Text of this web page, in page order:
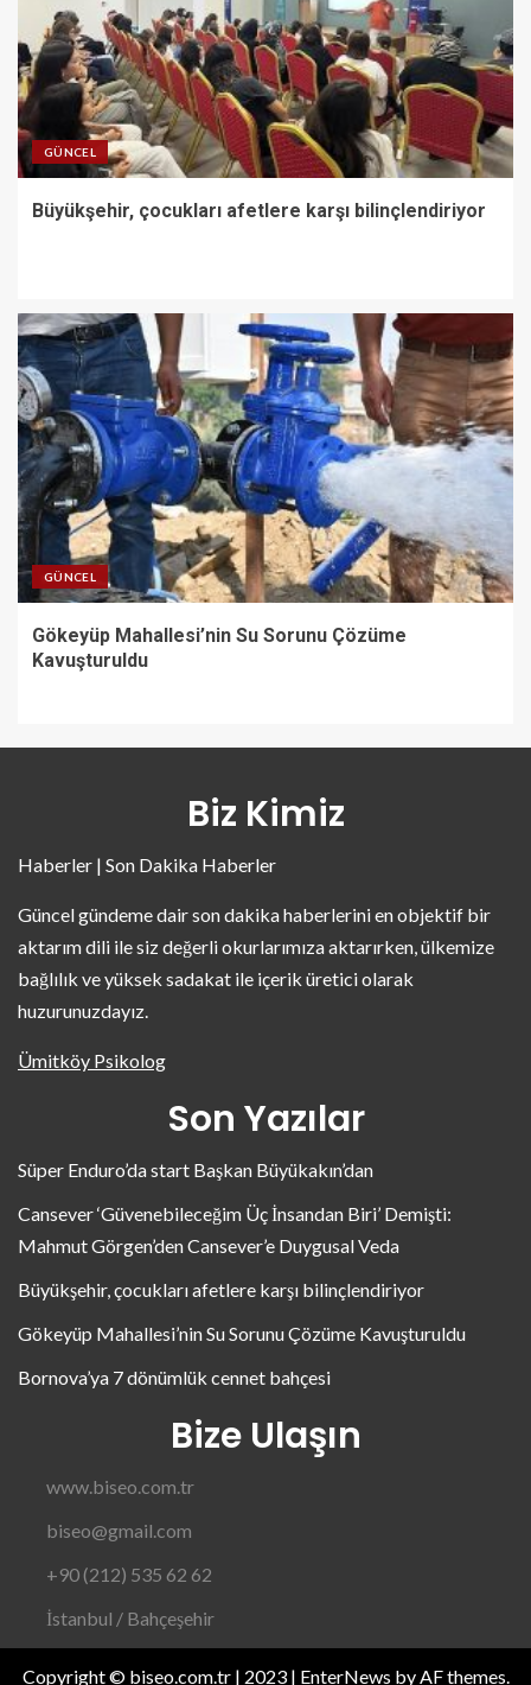
GÜNCEL
Büyükşehir, çocukları afetlere karşı bilinçlendiriyor
GÜNCEL
Gökeyüp Mahallesi’nin Su Sorunu Çözüme
Kavuşturuldu
Biz Kimiz
Haberler | Son Dakika Haberler
Güncel gündeme dair son dakika haberlerini en objektif bir
aktarım dili ile siz değerli okurlarımıza aktarırken, ülkemize
bağlılık ve yüksek sadakat ile içerik üretici olarak
huzurunuzdayız.
Ümitköy Psikolog
Son Yazılar
Süper Enduro’da start Başkan Büyükakın’dan
Cansever ‘Güvenebileceğim Üç İnsandan Biri’ Demişti:
Mahmut Görgen’den Cansever’e Duygusal Veda
Büyükşehir, çocukları afetlere karşı bilinçlendiriyor
Gökeyüp Mahallesi’nin Su Sorunu Çözüme Kavuşturuldu
Bornova’ya 7 dönümlük cennet bahçesi
Bize Ulaşın
www.biseo.com.tr
biseo@gmail.com
+90 (212) 535 62 62
İstanbul / Bahçeşehir
Copyright © biseo.com.tr | 2023 | EnterNews by AF themes.